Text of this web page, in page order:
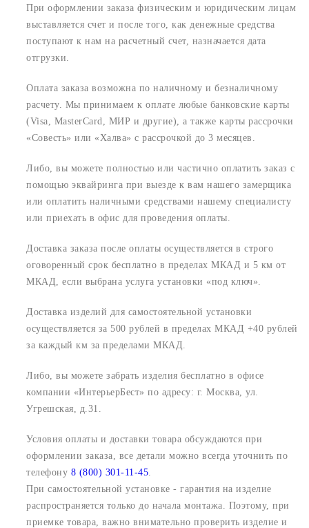
При оформлении заказа физическим и юридическим лицам
выставляется счет и после того, как денежные средства
поступают к нам на расчетный счет, назначается дата
отгрузки.
Оплата заказа возможна по наличному и безналичному
расчету. Мы принимаем к оплате любые банковские карты
(Visa, MasterCard, МИР и другие), а также карты рассрочки
«Совесть» или «Халва» с рассрочкой до 3 месяцев.
Либо, вы можете полностью или частично оплатить заказ с
помощью эквайринга при выезде к вам нашего замерщика
или оплатить наличными средствами нашему специалисту
или приехать в офис для проведения оплаты.
Доставка заказа после оплаты осуществляется в строго
оговоренный срок бесплатно в пределах МКАД и 5 км от
МКАД, если выбрана услуга установки «под ключ».
Доставка изделий для самостоятельной установки
осуществляется за 500 рублей в пределах МКАД +40 рублей
за каждый км за пределами МКАД.
Либо, вы можете забрать изделия бесплатно в офисе
компании «ИнтерьерБест» по адресу: г. Москва, ул.
Угрешская, д.31.
Условия оплаты и доставки товара обсуждаются при
оформлении заказа, все детали можно всегда уточнить по
телефону 8 (800) 301-11-45
При самостоятельной установке - гарантия на изделие
распространяется только до начала монтажа. Поэтому, при
приемке товара, важно внимательно проверить изделие и